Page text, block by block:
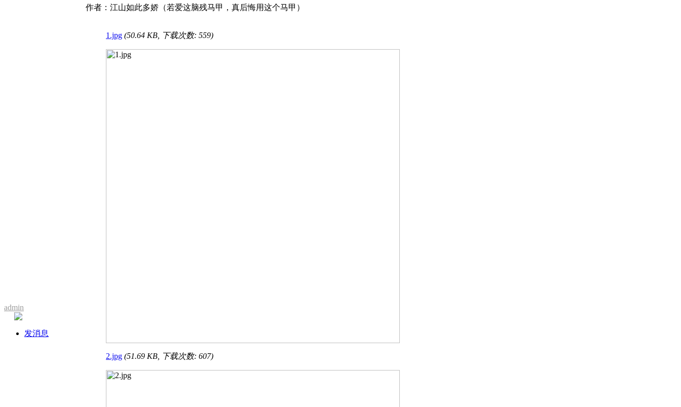
admin
发消息
作者：江山如此多娇（若爱这脑残马甲，真后悔用这个马甲）
1.jpg (50.64 KB, 下载次数: 559)
2.jpg (51.69 KB, 下载次数: 607)